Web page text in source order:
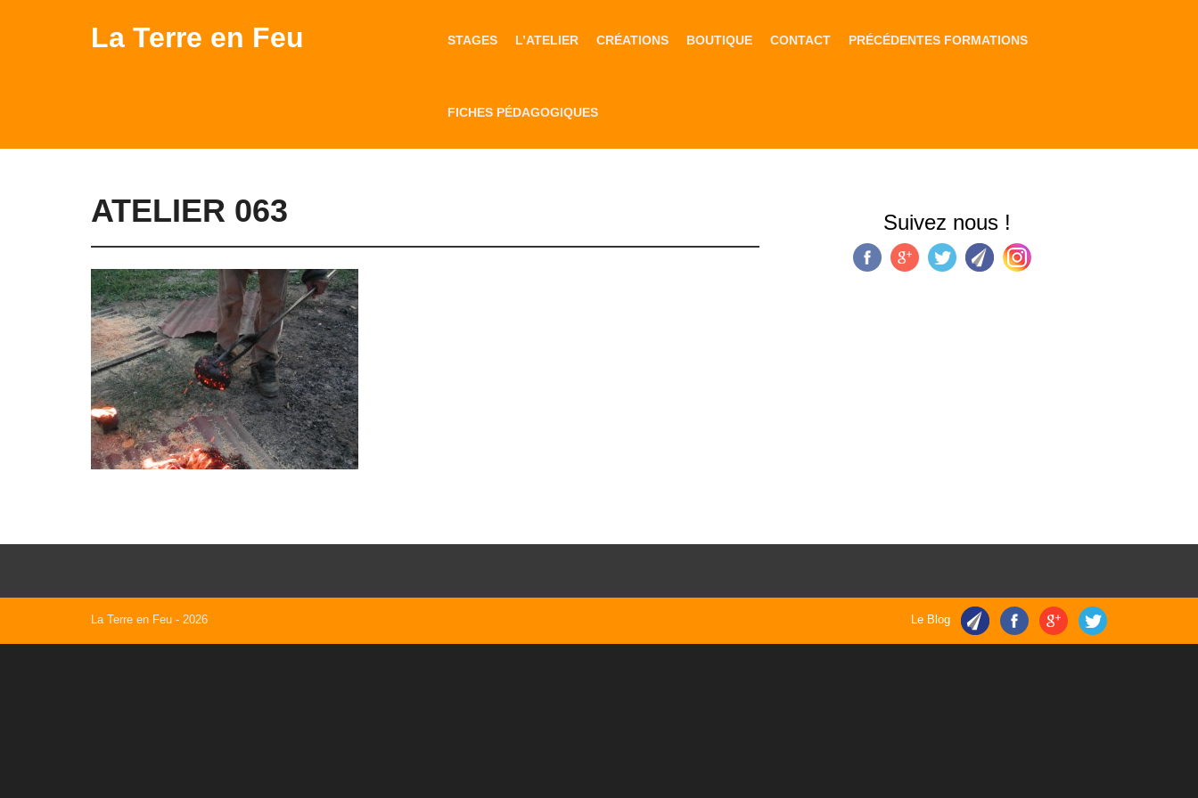
La Terre en Feu STAGES L’ATELIER CRÉATIONS BOUTIQUE CONTACT PRÉCÉDENTES FORMATIONS
FICHES PÉDAGOGIQUES
ATELIER 063 Suivez nous !
La Terre en Feu - 2026 Le Blog